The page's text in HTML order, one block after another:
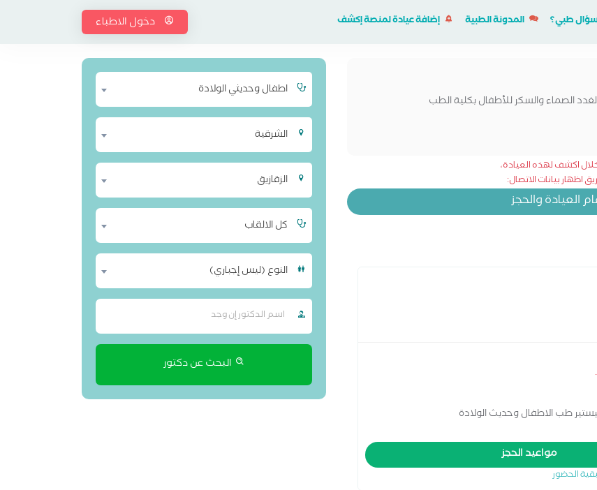
طبي؟ المدونة الطبية إضافة عيادة لمنصة إكشف دخول الاطباء
الصماء والسكر للأطفال بكلية الطب
اكشف لهذه العيادة،
بيانات الاتصال:
العيادة والحجز
طب الاطفال وحديث الولادة
مواعيد الحجز
الحضور
اطفال وحديثي الولادة
الشرقية
الزقازيق
كل الالقاب
النوع (ليس إجباري)
البحث عن دكتور